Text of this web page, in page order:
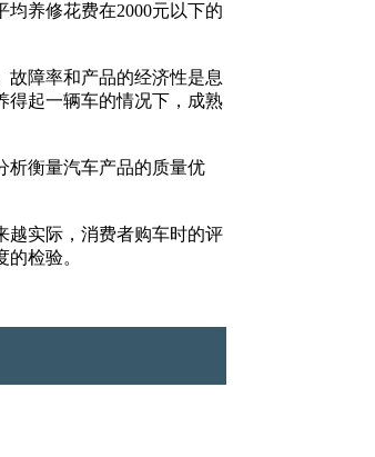
养修花费在2000元以下的
障率和产品的经济性是息
得起一辆车的情况下，成熟
衡量汽车产品的质量优
实际，消费者购车时的评
检验。